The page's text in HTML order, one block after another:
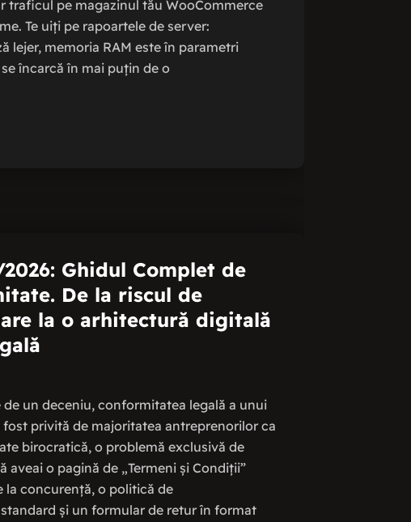
traficul pe magazinul tău WooCommerce
Te uiți pe rapoartele de server:
lejer, memoria RAM este în parametri
încarcă în mai puțin de o
2026: Ghidul Complet de
De la riscul de
la o arhitectură digitală
de un deceniu, conformitatea legală a unui
fost privită de majoritatea antreprenorilor ca
birocratică, o problemă exclusivă de
aveai o pagină de „Termeni și Condiții”
la concurență, o politică de
și un formular de retur în format